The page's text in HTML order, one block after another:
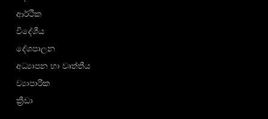
ආර්ථික
විදේශීය
දේශපාලන
අධ්‍යාපන හා වෘත්තීය
ව්‍යාපාරික
ක්‍රීඩා